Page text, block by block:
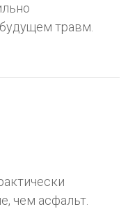
травм.
чем асфальт.